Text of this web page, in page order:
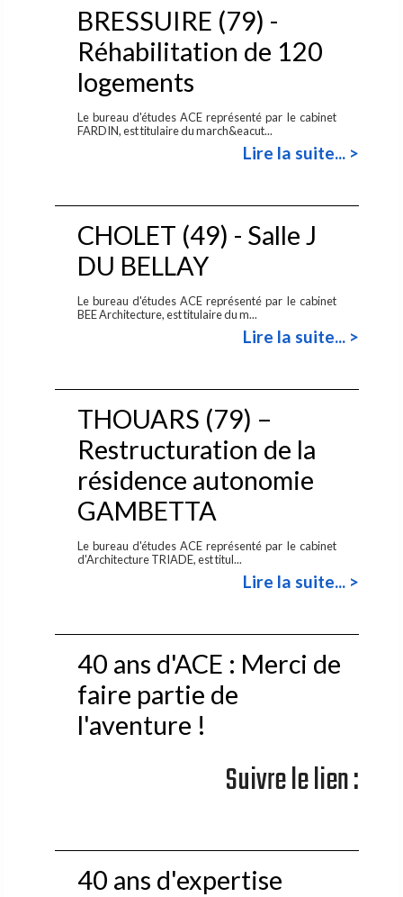
BRESSUIRE (79) -
Réhabilitation de 120
logements
Le bureau d'études ACE représenté par le cabinet
FARDIN, est titulaire du march&eacut...
Lire la suite... >
CHOLET (49) - Salle J
DU BELLAY
Le bureau d'études ACE représenté par le cabinet
BEE Architecture, est titulaire du m...
Lire la suite... >
THOUARS (79) –
Restructuration de la
résidence autonomie
GAMBETTA
Le bureau d'études ACE représenté par le cabinet
d'Architecture TRIADE, est titul...
Lire la suite... >
40 ans d'ACE : Merci de
faire partie de
l'aventure !
Suivre le lien :
40 ans d'expertise